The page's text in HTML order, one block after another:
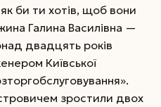
би ти хотів, щоб вони
Галина Василівна —
двадцять років
Київської
зростили двох